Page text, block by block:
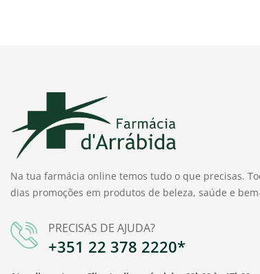
Na tua farmácia online temos tudo o que precisas.
dias promoções em produtos de beleza, saúde e
PRECISAS DE AJUDA?
+351 22 378 2220*